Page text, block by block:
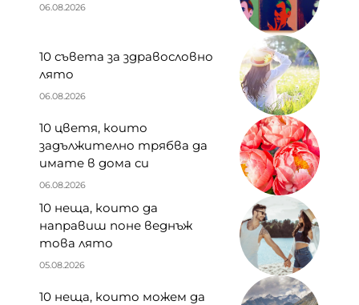
06.08.2026
10 съвета за здравословно
лято
06.08.2026
10 цветя, които
задължително трябва да
имате в дома си
06.08.2026
10 неща, които да
направиш поне веднъж
това лято
05.08.2026
10 неща, които можем да